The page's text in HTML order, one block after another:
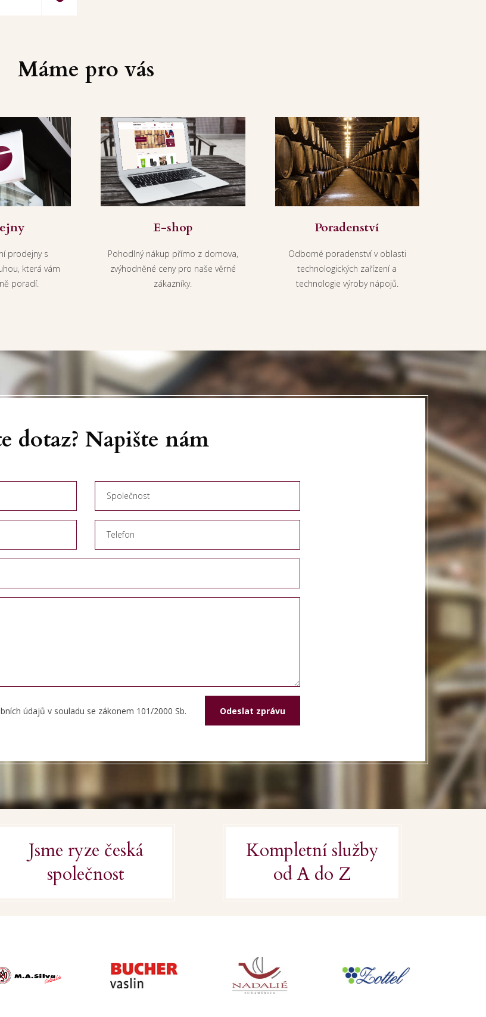
Máme pro vás
prodejny s
která vám
poradí.
E-shop
Pohodlný nákup přímo z domova,
zvýhodněné ceny pro naše věrné
zákazníky.
Poradenství
Odborné poradenství v oblasti
technologických zařízení a
technologie výroby nápojů.
dotaz? Napište nám
Společnost
Telefon
údajů v souladu se zákonem 101/2000 Sb. Odeslat zprávu
Jsme ryze česká
společnost
Kompletní služby
od A do Z